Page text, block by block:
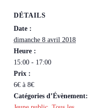
DÉTAILS
Date :
dimanche 8 avril 2018
Heure :
15:00 - 17:00
Prix :
6€ à 8€
Catégories d’Évènement: